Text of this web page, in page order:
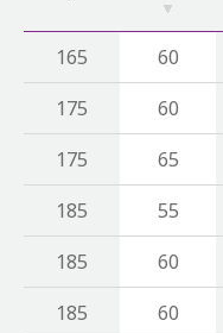
165 60
175
60
175
65
185
55
185
60
185
60